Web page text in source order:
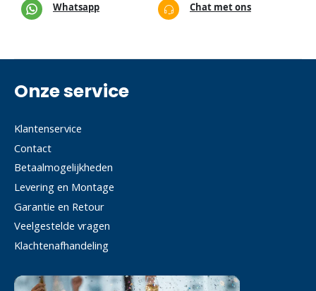
Whatsapp Chat met ons
Onze service
Klantenservice
Contact
Betaalmogelijkheden
Levering en Montage
Garantie en Retour
Veelgestelde vragen
Klachtenafhandeling